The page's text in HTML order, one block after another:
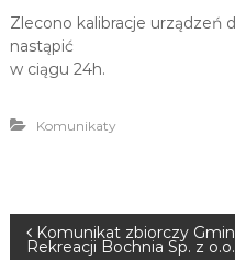
Zlecono kalibracje urządzeń
nastąpić
w ciągu 24h.
Komunikaty
NKomunikat zbiorczy
Rekreacji Bochnia Sp. z o.o.